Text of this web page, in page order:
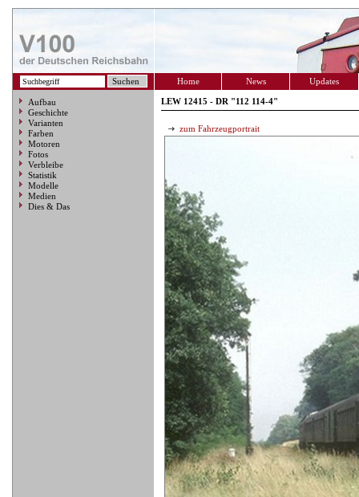
Home News Updates
Aufbau
Geschichte
Varianten
Farben
Motoren
Fotos
Verbleibe
Statistik
Modelle
Medien
Dies & Das
LEW 12415 - DR "112 114-4"
zum Fahrzeugportrait